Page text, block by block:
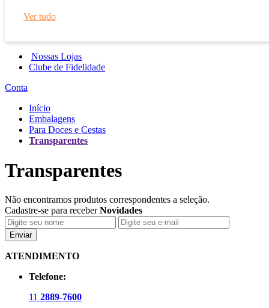
Ver tudo
Nossas Lojas
Clube de Fidelidade
Conta
Início
Embalagens
Para Doces e Cestas
Transparentes
Transparentes
Não encontramos produtos correspondentes a seleção.
Cadastre-se para receberNovidades
Enviar
ATENDIMENTO
Telefone:
11 2889-7600